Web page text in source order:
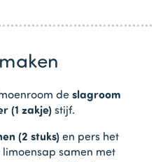
de slagroom
(1 zakje) stijf.
(2 stuks) en pers het
limoensap samen met